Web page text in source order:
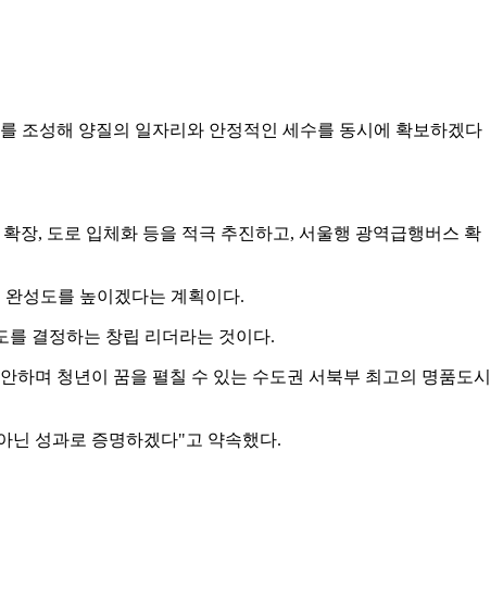
조성해 양질의 일자리와 안정적인 세수를 동시에 확보하겠다
장, 도로 입체화 등을 적극 추진하고, 서울행 광역급행버스 확
성도를 높이겠다는 계획이다.
를 결정하는 창립 리더라는 것이다.
며 청년이 꿈을 펼칠 수 있는 수도권 서북부 최고의 명품도시
닌 성과로 증명하겠다"고 약속했다.